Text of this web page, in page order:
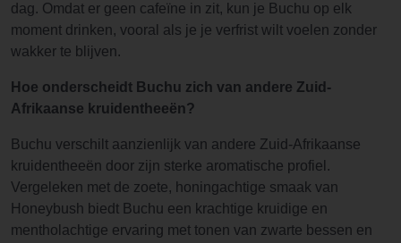
dag. Omdat er geen cafeïne in zit, kun je Buchu op elk
moment drinken, vooral als je je verfrist wilt voelen zonder
wakker te blijven.
Hoe onderscheidt Buchu zich van andere Zuid-
Afrikaanse kruidentheeën?
Buchu verschilt aanzienlijk van andere Zuid-Afrikaanse
kruidentheeën door zijn sterke aromatische profiel.
Vergeleken met de zoete, honingachtige smaak van
Honeybush biedt Buchu een krachtige kruidige en
mentholachtige ervaring met tonen van zwarte bessen en